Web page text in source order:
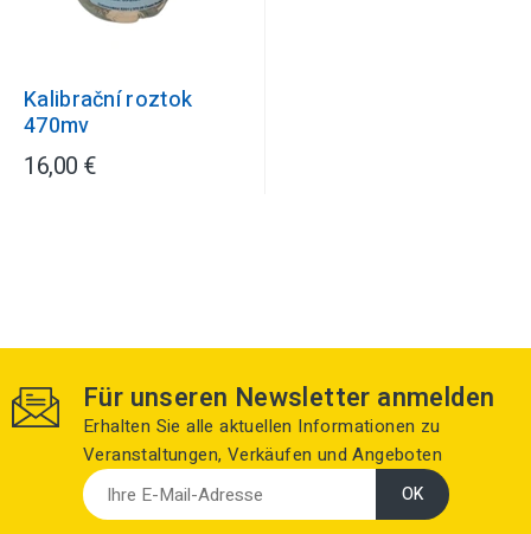
Kalibrační roztok
470mv
16,00 €
Für unseren Newsletter anmelden
Erhalten Sie alle aktuellen Informationen zu
Veranstaltungen, Verkäufen und Angeboten